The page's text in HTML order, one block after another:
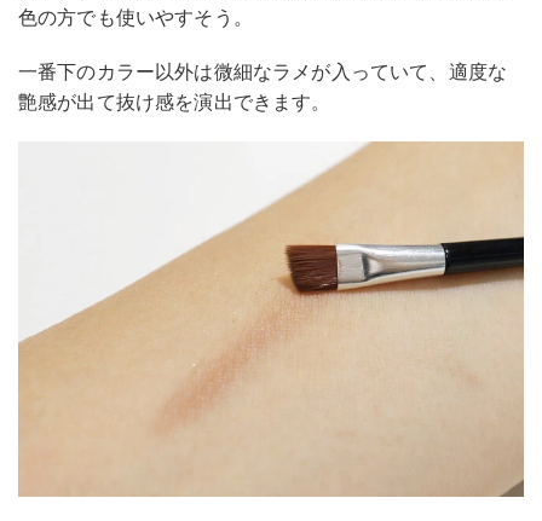
色の方でも使いやすそう。
一番下のカラー以外は微細なラメが入っていて、適度な
艶感が出て抜け感を演出できます。